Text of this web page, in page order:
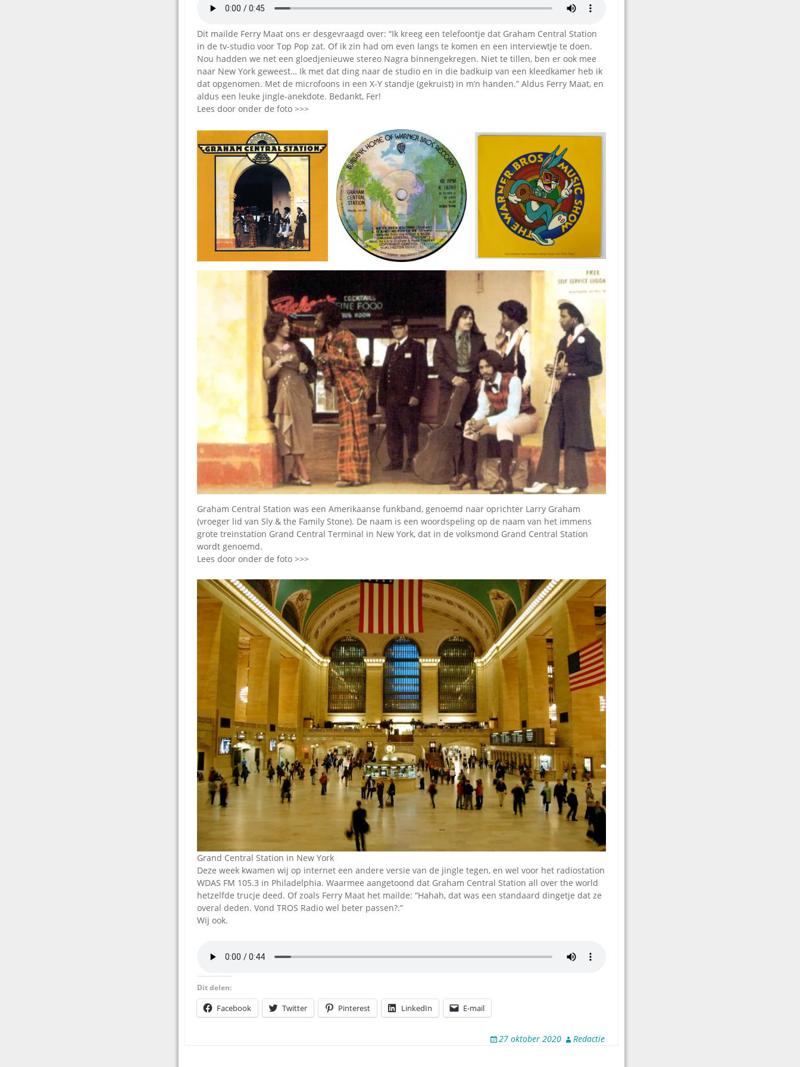
Omroepbanden
Vaak
Uitvinding
jinglecassette
Dit mailde Ferry Maat ons er desgevraagd over: “Ik kreeg een telefoontje dat Graham Central Station
in de tv-studio voor Top Pop zat. Of ik zin had om even langs te komen en een interviewtje te doen.
Nou hadden we net een gloedjenieuwe stereo Nagra binnengekregen. Niet te tillen, ben er ook mee
naar New York geweest… Ik met dat ding naar de studio en in die badkuip van een kleedkamer heb ik
dat opgenomen. Met de microfoons in een X-Y standje (gekruist) in m’n handen.” Aldus Ferry Maat, en
aldus een leuke jingle-anekdote. Bedankt, Fer!
Lees door onder de foto >>>
Graham Central Station was een Amerikaanse funkband, genoemd naar oprichter Larry Graham
(vroeger lid van Sly & the Family Stone). De naam is een woordspeling op de naam van het immens
grote treinstation Grand Central Terminal in New York, dat in de volksmond Grand Central Station
wordt genoemd.
Lees door onder de foto >>>
Grand Central Station in New York
Deze week kwamen wij op internet een andere versie van de jingle tegen, en wel voor het radiostation
WDAS FM 105.3 in Philadelphia. Waarmee aangetoond dat Graham Central Station all over the world
hetzelfde trucje deed. Of zoals Ferry Maat het mailde: “Hahah, dat was een standaard dingetje dat ze
overal deden. Vond TROS Radio wel beter passen?.”
Wij ook.
Dit delen:
Facebook Twitter Pinterest LinkedIn E-mail
27 oktober 2020 Redactie